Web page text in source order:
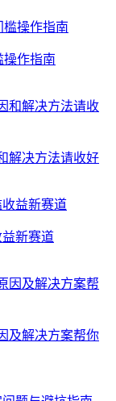
操作指南
解决方法请收好
新赛道
及解决方案帮你